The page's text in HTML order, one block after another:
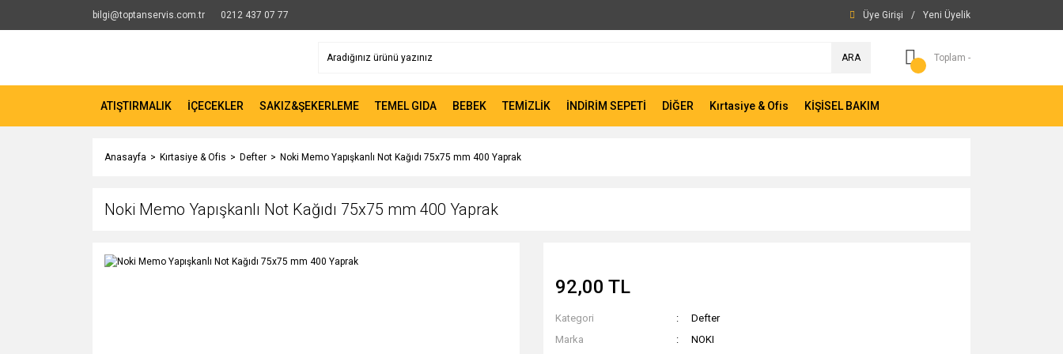
bilgi@toptanservis.com.tr 0212 437 07 77 Üye Girişi / Yeni Üyelik
ARA Toplam -
ATIŞTIRMALIK İÇECEKLER SAKIZ&ŞEKERLEME TEMEL GIDA BEBEK TEMİZLİK İNDİRİM SEPETİ DİĞER Kırtasiye & Ofis KİŞİSEL BAKIM
Anasayfa Kırtasiye & Ofis Defter Noki Memo Yapışkanlı Not Kağıdı 75x75 mm 400 Yaprak
Noki Memo Yapışkanlı Not Kağıdı 75x75 mm 400 Yaprak
92,00 TL
Kategori
Defter
Marka
NOKI